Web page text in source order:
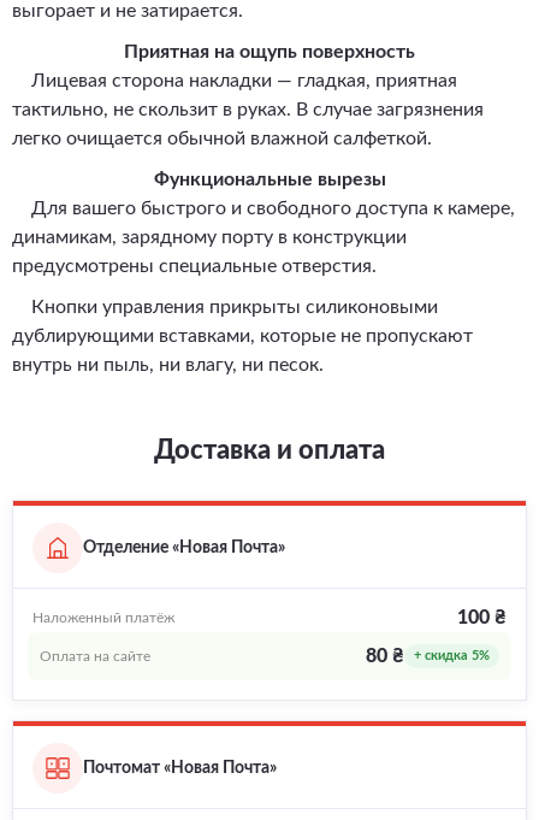
выгорает и не затирается.
Приятная на ощупь поверхность
Лицевая сторона накладки — гладкая, приятная
тактильно, не скользит в руках. В случае загрязнения
легко очищается обычной влажной салфеткой.
Функциональные вырезы
Для вашего быстрого и свободного доступа к камере,
динамикам, зарядному порту в конструкции
предусмотрены специальные отверстия.
Кнопки управления прикрыты силиконовыми
дублирующими вставками, которые не пропускают
внутрь ни пыль, ни влагу, ни песок.
Доставка и оплата
Отделение «Новая Почта»
Наложенный платёж 100 ₴
Оплата на сайте 80 ₴ + скидка 5%
Почтомат «Новая Почта»